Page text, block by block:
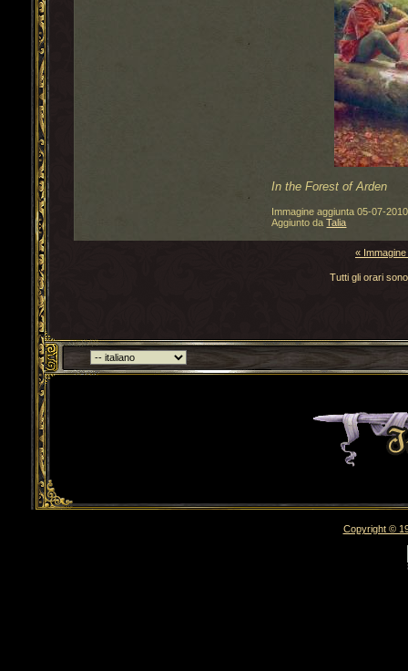
In the Forest of Arden
Immagine aggiunta 05-07-
Aggiunto daTalia
«
Tutti gli orari
Torna indietro
Copyright ©